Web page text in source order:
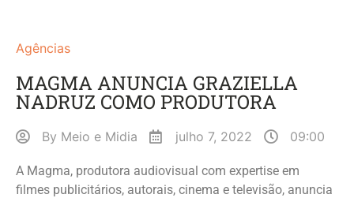
Agências
MAGMA ANUNCIA GRAZIELLA
NADRUZ COMO PRODUTORA
By Meio e Midia julho 7, 2022 09:00
A Magma, produtora audiovisual com expertise em
filmes publicitários, autorais, cinema e televisão, anuncia